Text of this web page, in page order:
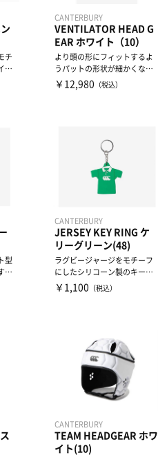
チ
ロ
CANTERBURY
VENTILATOR HEAD G
EAR ホワイト（10）
より頭の形にフィットするよ
うパットの形状が細かくなっ
ているカンタベリーのトップ
￥12,980 （税込）
型
。
入
CANTERBURY
JERSEY KEY RING ケ
リーグリーン(48)
ラグビージャージをモチーフ
にしたシリコーン製のキーリ
ングです。
￥1,100 （税込）
CANTERBURY
TEAM HEADGEAR ホワ
イト(10)